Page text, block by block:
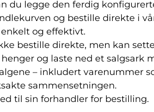
du legge den ferdig
og bestille direkte i
og effektivt.
bestille direkte, men kan sette
og laste ned et salgsark
– inkludert varenummer
sammensetningen.
til sin forhandler for bestilling.